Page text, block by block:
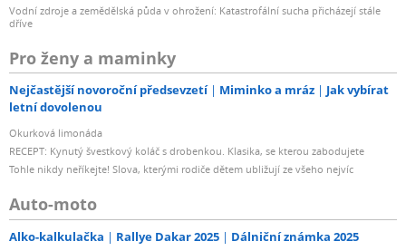
Vodní zdroje a zemědělská půda v ohrožení: Katastrofální sucha přicházejí stále
dříve
Pro ženy a maminky
Nejčastější novoroční předsevzetí Miminko a mráz
Jak vybírat
letní dovolenou
Okurková limonáda
RECEPT: Kynutý švestkový koláč s drobenkou. Klasika, se kterou zabodujete
Tohle nikdy neříkejte! Slova, kterými rodiče dětem ubližují ze všeho nejvíc
Auto-moto
Alko-kalkulačka Rallye Dakar 2025 Dálniční známka 2025